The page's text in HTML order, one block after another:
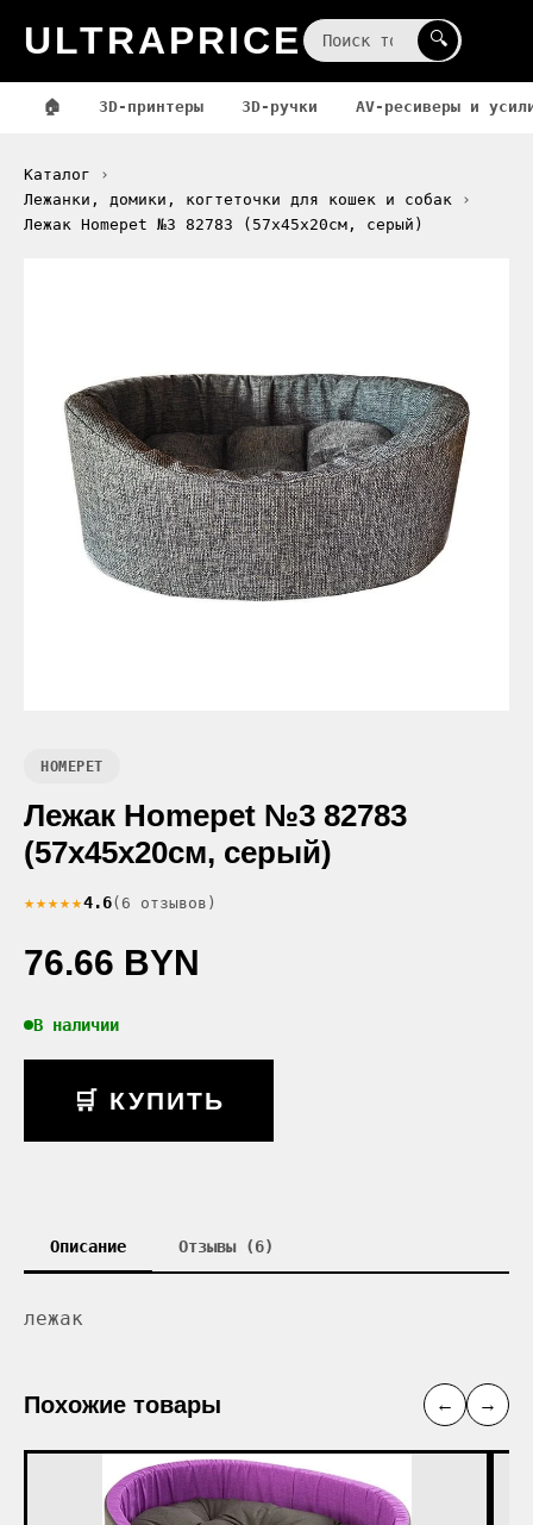
ULTRAPRICE 🔍
🏠 3D-принтеры 3D-ручки AV-ресиверы и
Каталог
Лежанки, домики, когтеточки для кошек и собак
Лежак Homepet №3 82783 (57x45x20см, серый)
HOMEPET
Лежак Homepet №3 82783
(57x45x20см, серый)
★★★★★4.6(6 отзывов)
76.66 BYN
В наличии
🛒 КУПИТЬ
Описание Отзывы (6)
лежак
Похожие товары ← →